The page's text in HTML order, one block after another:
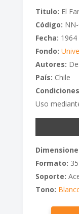
Titulo: El
Código:
Fecha: 1964
Fondo:
Autores:
País: Chile
Uso
Formato:
Soporte:
Tono: